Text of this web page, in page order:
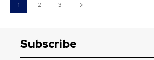
1 2 3
Subscribe